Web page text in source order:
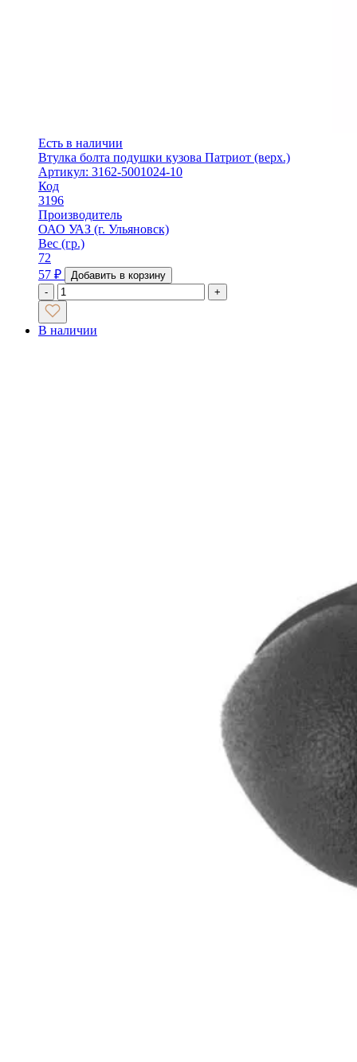
Есть в наличии
Втулка болта подушки кузова Патриот (верх.)
Артикул: 3162-5001024-10
Код
3196
Производитель
ОАО УАЗ (г. Ульяновск)
Вес (гр.)
72
57 ₽
Добавить в корзину
-
+
В наличии